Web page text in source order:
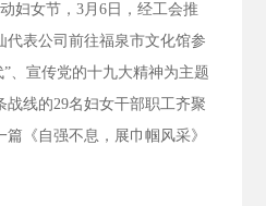
妇女节， 3月 6日，经工会推
代表公司前往福泉市文化馆参
、宣传党的十九大精神为主题
战线的29名妇女干部职工齐聚
《自强不息，展巾帼风采》